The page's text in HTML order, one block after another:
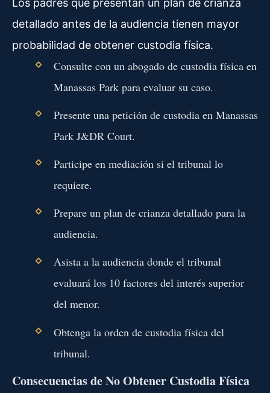
Los padres que presentan un plan de crianza
detallado antes de la audiencia tienen mayor
probabilidad de obtener custodia física.
Consulte con un abogado de custodia física en
Manassas Park para evaluar su caso.
Presente una petición de custodia en Manassas
Park J&DR Court.
Participe en mediación si el tribunal lo
requiere.
Prepare un plan de crianza detallado para la
audiencia.
Asista a la audiencia donde el tribunal
evaluará los 10 factores del interés superior
del menor.
Obtenga la orden de custodia física del
tribunal.
Consecuencias de No Obtener Custodia Física